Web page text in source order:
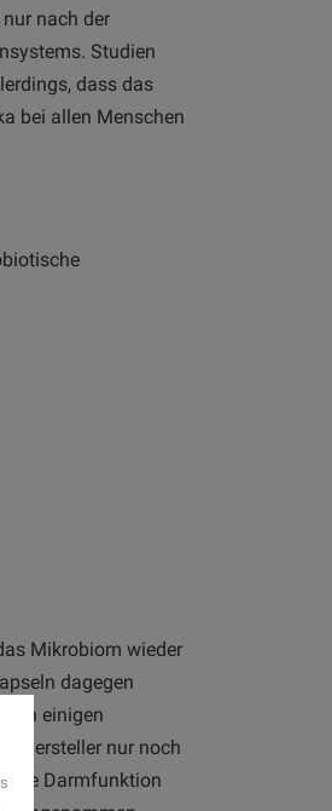
nach der
Studien
dass das
bei allen Menschen
Mikrobiom wieder
dagegen
einigen
Hersteller nur noch
die Darmfunktion